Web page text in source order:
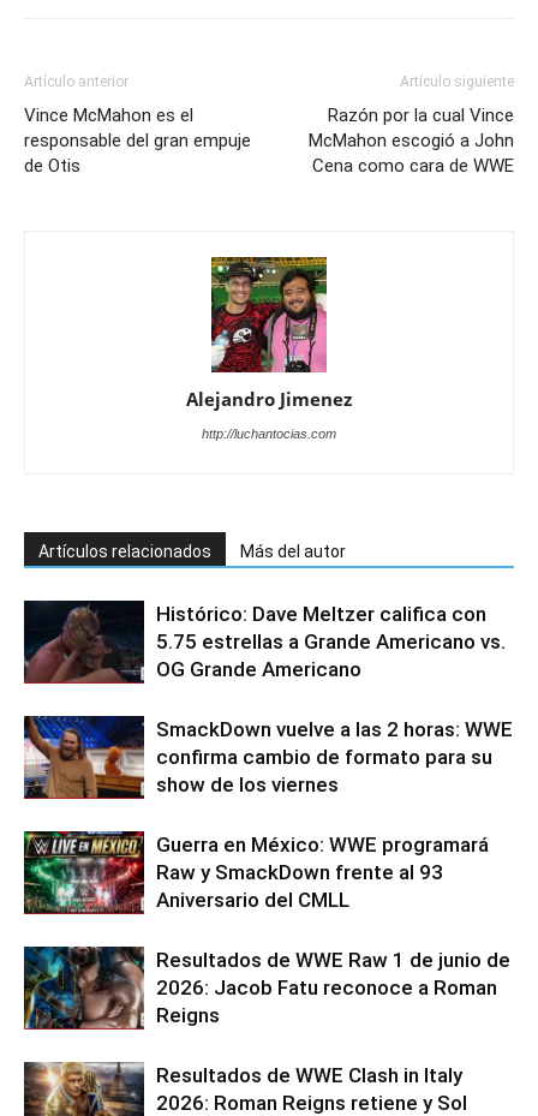
Artículo anterior
Vince McMahon es el
responsable del gran empuje
de Otis
Artículo siguiente
Razón por la cual Vince
McMahon escogió a John
Cena como cara de WWE
Alejandro Jimenez
http://luchantocias.com
Artículos relacionados Más del autor
Histórico: Dave Meltzer califica con
5.75 estrellas a Grande Americano vs.
OG Grande Americano
SmackDown vuelve a las 2 horas: WWE
confirma cambio de formato para su
show de los viernes
Guerra en México: WWE programará
Raw y SmackDown frente al 93
Aniversario del CMLL
Resultados de WWE Raw 1 de junio de
2026: Jacob Fatu reconoce a Roman
Reigns
Resultados de WWE Clash in Italy
2026: Roman Reigns retiene y Sol